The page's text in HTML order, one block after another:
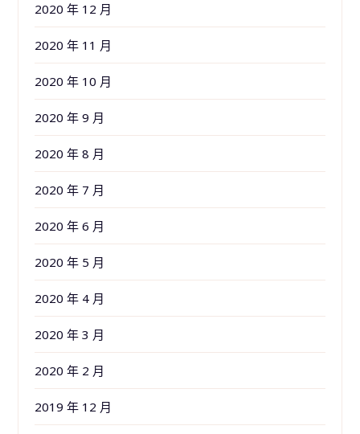
2020 年 12 月
2020 年 11 月
2020 年 10 月
2020 年 9 月
2020 年 8 月
2020 年 7 月
2020 年 6 月
2020 年 5 月
2020 年 4 月
2020 年 3 月
2020 年 2 月
2019 年 12 月